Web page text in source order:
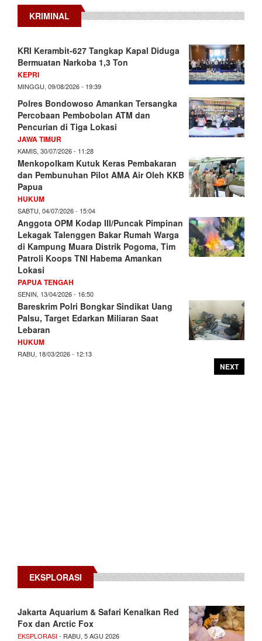
KRIMINAL
KRI Kerambit-627 Tangkap Kapal Diduga
Bermuatan Narkoba 1,3 Ton
KEPRI
MINGGU, 09/08/2026 - 19:39
Polres Bondowoso Amankan Tersangka
Percobaan Pembobolan ATM dan
Pencurian di Tiga Lokasi
JAWA TIMUR
KAMIS, 30/07/2026 - 11:28
Menkopolkam Kutuk Keras Pembakaran
dan Pembunuhan Pilot AMA Air Oleh KKB
Papua
HUKUM
SABTU, 04/07/2026 - 15:04
Anggota OPM Kodap III/Puncak Pimpinan
Lekagak Talenggen Bakar Rumah Warga
di Kampung Muara Distrik Pogoma, Tim
Patroli Koops TNI Habema Amankan
Lokasi
PAPUA TENGAH
SENIN, 13/04/2026 - 16:50
Bareskrim Polri Bongkar Sindikat Uang
Palsu, Target Edarkan Miliaran Saat
Lebaran
HUKUM
RABU, 18/03/2026 - 12:13
NEXT
EKSPLORASI
Jakarta Aquarium & Safari Kenalkan Red
Fox dan Arctic Fox
EKSPLORASI- RABU, 5 AGU 2026